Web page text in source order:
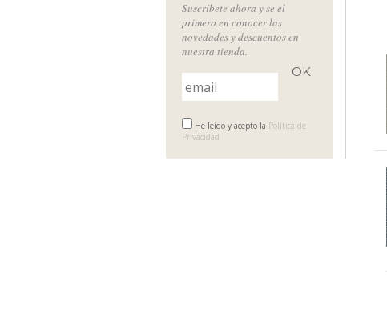
Suscríbete ahora y se el
primero en conocer las
novedades y descuentos en
nuestra tienda.
He leído y acepto la Política de
Privacidad